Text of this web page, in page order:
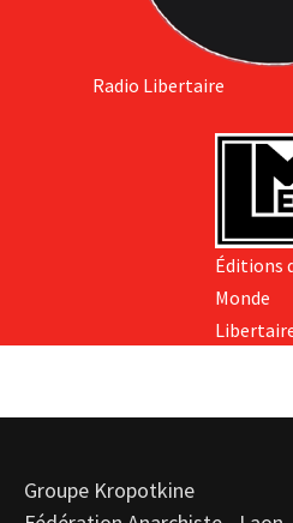
Radio Libertaire
Éditions
Monde
Groupe Kropotkine